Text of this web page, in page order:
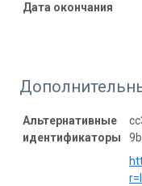
Дата окончания
Альтернативные
идентификаторы